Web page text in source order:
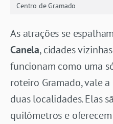
Centro de Gramado
As atrações se
Canela, cidades
funcionam como uma
roteiro Gramado, vale
duas localidades. Elas
quilômetros e